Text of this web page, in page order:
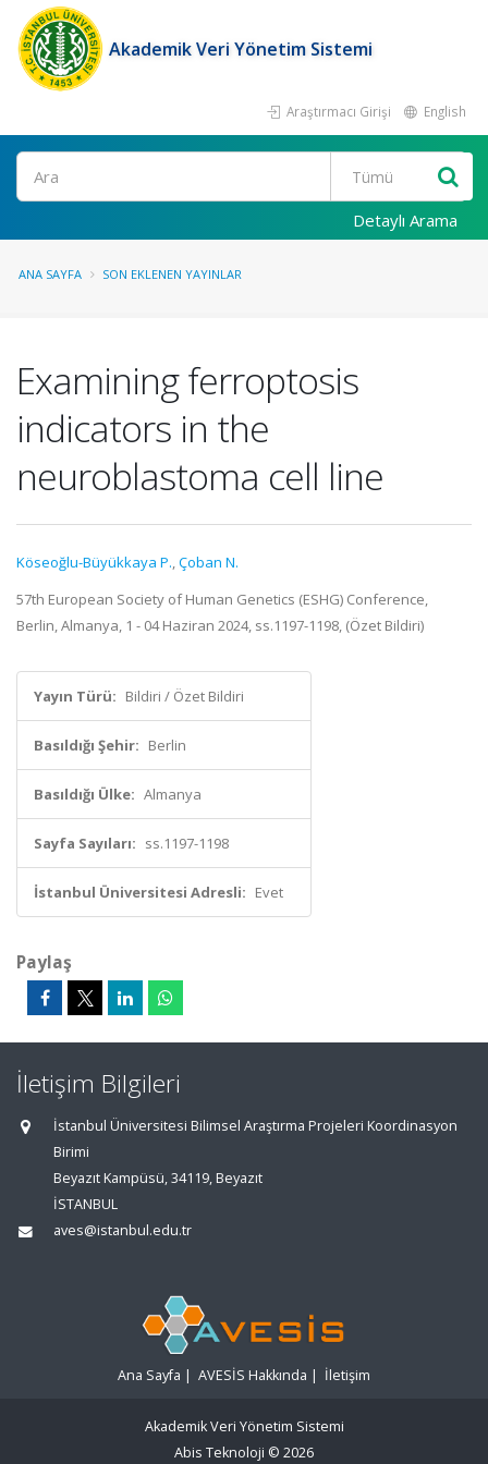
Akademik Veri Yönetim Sistemi
Araştırmacı Girişi English
Ara
Detaylı Arama
ANA SAYFA SON EKLENEN YAYINLAR
Examining ferroptosis
indicators in the
neuroblastoma cell line
Köseoğlu-Büyükkaya P.,Çoban N.
57th European Society of Human Genetics (ESHG) Conference,
Berlin, Almanya, 1 - 04 Haziran 2024, ss.1197-1198, (Özet Bildiri)
Yayın Türü: Bildiri / Özet Bildiri
Basıldığı Şehir: Berlin
Basıldığı Ülke: Almanya
Sayfa Sayıları: ss.1197-1198
İstanbul Üniversitesi Adresli: Evet
Paylaş
İletişim Bilgileri
İstanbul Üniversitesi Bilimsel Araştırma Projeleri Koordinasyon
Birimi
Beyazıt Kampüsü, 34119, Beyazıt
İSTANBUL
aves@istanbul.edu.tr
Ana Sayfa | AVESİS Hakkında | İletişim
Akademik Veri Yönetim Sistemi
Abis Teknoloji © 2026